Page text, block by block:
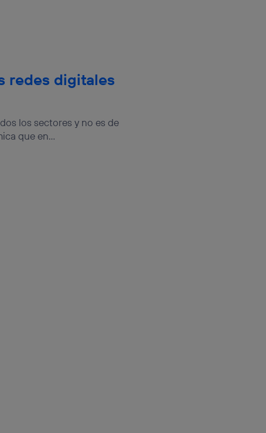
redes digitales
los sectores y no es de
que en...